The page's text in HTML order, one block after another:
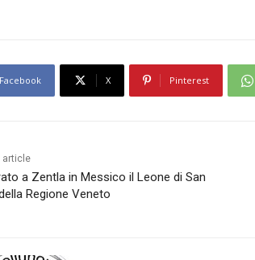
Facebook X Pinterest
article
a Zentla in Messico il Leone di San
Regione Veneto